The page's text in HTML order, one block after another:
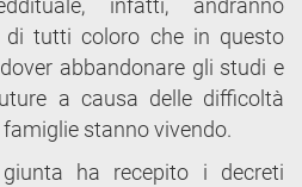
infatti, andranno
di tutti coloro che in questo
abbandonare gli studi e
a causa delle difficoltà
stanno vivendo.
ha recepito i decreti